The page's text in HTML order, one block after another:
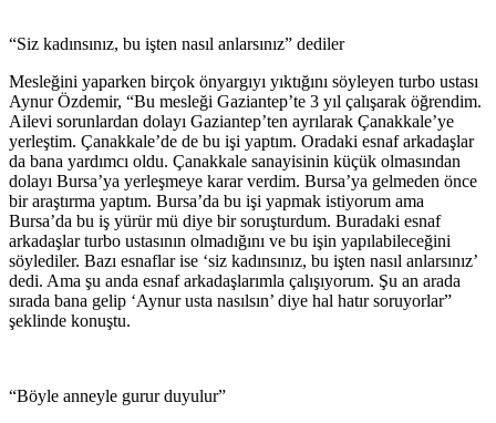
“Siz kadınsınız, bu işten nasıl anlarsınız” dediler
Mesleğini yaparken birçok önyargıyı yıktığını söyleyen turbo ustası
Aynur Özdemir, “Bu mesleği Gaziantep’te 3 yıl çalışarak öğrendim.
Ailevi sorunlardan dolayı Gaziantep’ten ayrılarak Çanakkale’ye
yerleştim. Çanakkale’de de bu işi yaptım. Oradaki esnaf arkadaşlar
da bana yardımcı oldu. Çanakkale sanayisinin küçük olmasından
dolayı Bursa’ya yerleşmeye karar verdim. Bursa’ya gelmeden önce
bir araştırma yaptım. Bursa’da bu işi yapmak istiyorum ama
Bursa’da bu iş yürür mü diye bir soruşturdum. Buradaki esnaf
arkadaşlar turbo ustasının olmadığını ve bu işin yapılabileceğini
söylediler. Bazı esnaflar ise ‘siz kadınsınız, bu işten nasıl anlarsınız’
dedi. Ama şu anda esnaf arkadaşlarımla çalışıyorum. Şu an arada
sırada bana gelip ‘Aynur usta nasılsın’ diye hal hatır soruyorlar”
şeklinde konuştu.
“Böyle anneyle gurur duyulur”